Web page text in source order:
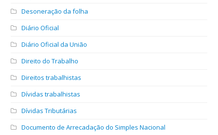
Desoneração da folha
Diário Oficial
Diário Oficial da União
Direito do Trabalho
Direitos trabalhistas
Dívidas trabalhistas
Dívidas Tributárias
Documento de Arrecadação do Simples Nacional